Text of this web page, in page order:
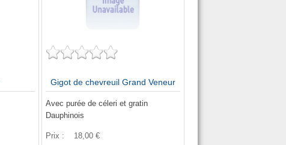
Gigot de chevreuil Grand Veneur
Avec purée de céleri et gratin
Dauphinois
Prix : 18,00 €